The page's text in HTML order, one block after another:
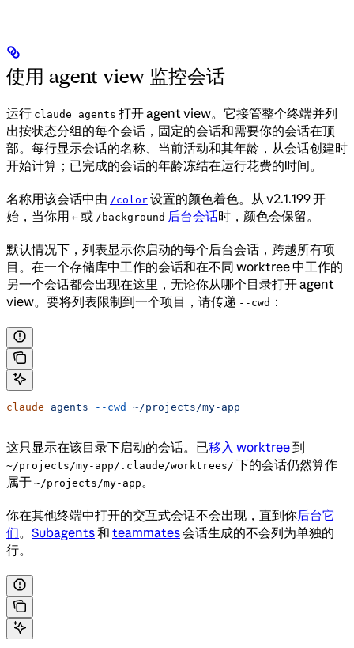
使用 agent view 监控会话
运行 claude agents 打开 agent view。它接管整个终端并列
出按状态分组的每个会话，固定的会话和需要你的会话在顶
部。每行显示会话的名称、当前活动和其年龄，从会话创建时
开始计算；已完成的会话的年龄冻结在运行花费的时间。
名称用该会话中由 /color 设置的颜色着色。从 v2.1.199 开
始，当你用 ← 或 /background 后台会话时，颜色会保留。
默认情况下，列表显示你启动的每个后台会话，跨越所有项
目。在一个存储库中工作的会话和在不同 worktree 中工作的
另一个会话都会出现在这里，无论你从哪个目录打开 agent
view。要将列表限制到一个项目，请传递 --cwd ：
claude agents --cwd ~/projects/my-app
这只显示在该目录下启动的会话。已移入 worktree到
~/projects/my-app/.claude/worktrees/ 下的会话仍然算作
属于 ~/projects/my-app 。
你在其他终端中打开的交互式会话不会出现，直到你后台它
们。 Subagents和 teammates会话生成的不会列为单独的
行。